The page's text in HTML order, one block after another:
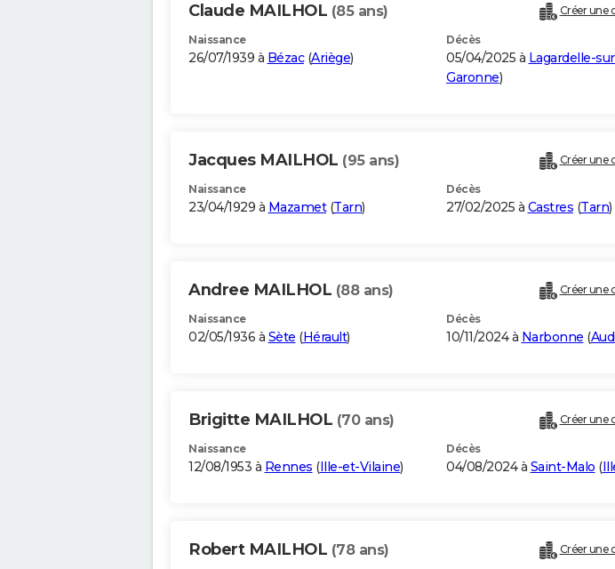
Claude MAILHOL (85 ans) Créer une
Naissance
26/07/1939 à Bézac(Ariège)
Décès
05/04/2025 à Lagardelle-
Garonne)
Jacques MAILHOL (95 ans) Créer une
Naissance
23/04/1929 à Mazamet(Tarn)
Décès
27/02/2025 à Castres (Tarn)
Andree MAILHOL (88 ans) Créer une
Naissance
02/05/1936 à Sète (Hérault)
Décès
10/11/2024 à Narbonne (
Brigitte MAILHOL (70 ans) Créer une
Naissance
12/08/1953 à Rennes (Ille-et-Vilaine)
Décès
04/08/2024 à Saint-Malo (
Robert MAILHOL (78 ans) Créer une